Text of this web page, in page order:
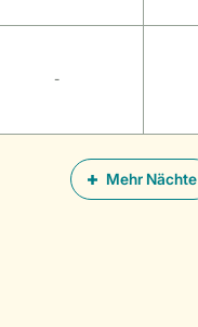
Mehr Nächte
-